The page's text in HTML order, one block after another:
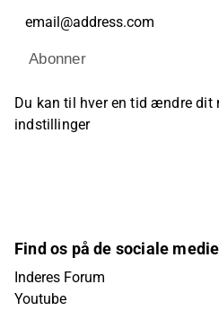
Abonner
Du kan til hver en tid ændre dit
indstillinger
Find os på de sociale
Inderes Forum
Youtube